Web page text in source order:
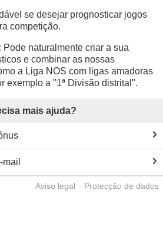
se desejar prognosticar jogos
competição.
Pode naturalmente criar a sua
e combinar as nossas
a Liga NOS com ligas amadoras
exemplo a "1ª Divisão distrital".
mais ajuda?
Aviso legal Protecção de dados